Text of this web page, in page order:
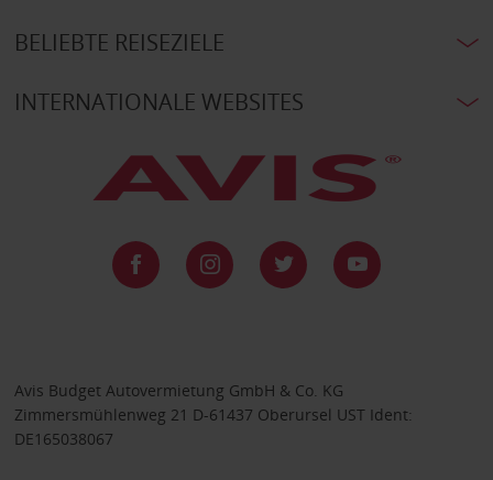
BELIEBTE REISEZIELE
INTERNATIONALE WEBSITES
Avis Budget Autovermietung GmbH & Co. KG
Zimmersmühlenweg 21 D-61437 Oberursel UST Ident:
DE165038067